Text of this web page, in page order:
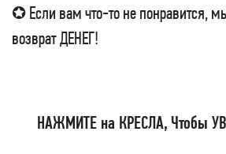
✪ Если вам что-то не понравится,
возврат ДЕНЕГ!
НАЖМИТЕ на КРЕСЛА, Чтобы